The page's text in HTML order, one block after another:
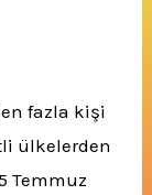
fazla kişi
ülkelerden
Temmuz